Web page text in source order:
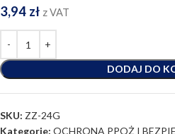
3,94 zł z VAT
DODAJ DO
SKU: ZZ-24G
Kategorie: OCHRONA PPOŻ I